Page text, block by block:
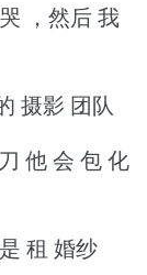
，然后 我
摄影 团队
他 会 包 化
租 婚纱